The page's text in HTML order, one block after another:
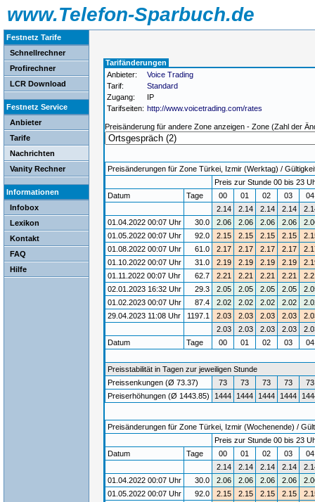
www.Telefon-Sparbuch.de
Festnetz Tarife
Schnellrechner
Profirechner
LCR Download
Festnetz Service
Anbieter
Tarife
Nachrichten
Vanity Rechner
Informationen
Infobox
Lexikon
Kontakt
FAQ
Hilfe
Tarifänderungen
Anbieter:
Voice Trading
Tarif:
Standard
Zugang:
IP
Tarifseiten: http://www.voicetrading.com/rates
Preisänderung für andere Zone anzeigen - Zone (Zahl der
Preisänderungen für Zone Türkei, Izmir (Werktag) /
Preis zur Stunde 00 bis 23
Datum
Tage 00 01 02 03
2.14
2.14 2.14 2.14
01.04.2022 00:07 Uhr
30.0 2.06 2.06 2.06 2.06
01.05.2022 00:07 Uhr
92.0 2.15 2.15 2.15 2.15
01.08.2022 00:07 Uhr
61.0 2.17 2.17 2.17 2.17
01.10.2022 00:07 Uhr
31.0 2.19 2.19 2.19 2.19
01.11.2022 00:07 Uhr
62.7 2.21 2.21 2.21 2.21
02.01.2023 16:32 Uhr
29.3 2.05 2.05 2.05 2.05
01.02.2023 00:07 Uhr
87.4 2.02 2.02 2.02 2.02
29.04.2023 11:08 Uhr
1197.1 2.03 2.03 2.03 2.03
2.03
2.03 2.03 2.03
Datum
Tage 00 01 02 03
Preisstabilität in Tagen zur jeweiligen Stunde
Preissenkungen (Ø 73.37)
73 73 73 73
73
Preiserhöhungen (Ø 1443.85)
1444 1444 1444 1444
Preisänderungen für Zone Türkei, Izmir (Wochenende) /
Preis zur Stunde 00 bis 23
Datum
Tage 00 01 02 03
2.14
2.14 2.14 2.14
01.04.2022 00:07 Uhr
30.0 2.06 2.06 2.06 2.06
01.05.2022 00:07 Uhr
92.0 2.15 2.15 2.15 2.15